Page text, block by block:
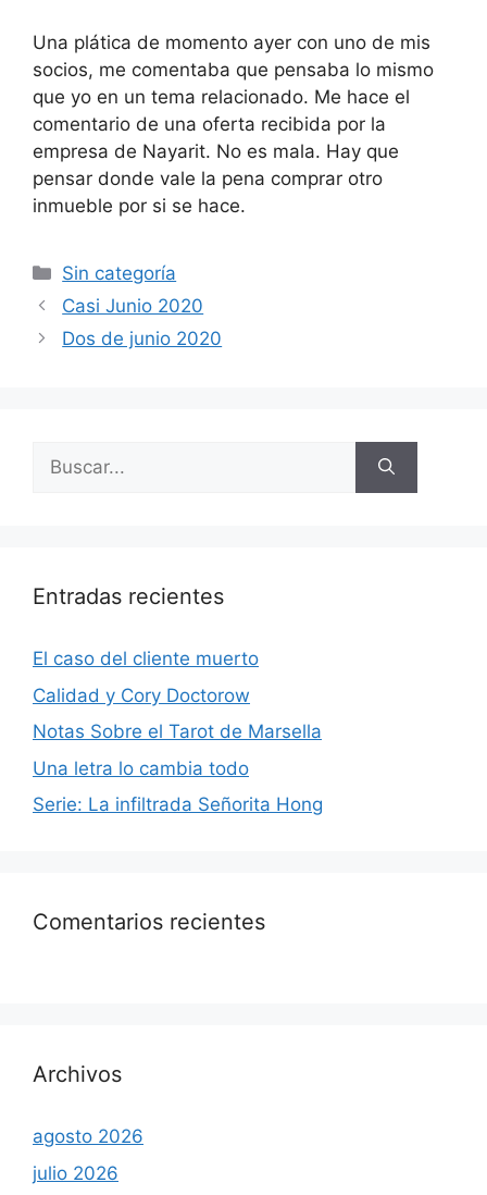
Una plática de momento ayer con uno de mis
socios, me comentaba que pensaba lo mismo
que yo en un tema relacionado. Me hace el
comentario de una oferta recibida por la
empresa de Nayarit. No es mala. Hay que
pensar donde vale la pena comprar otro
inmueble por si se hace.
Categorías
Sin categoría
Casi Junio 2020
Dos de junio 2020
Buscar:
Entradas recientes
El caso del cliente muerto
Calidad y Cory Doctorow
Notas Sobre el Tarot de Marsella
Una letra lo cambia todo
Serie: La infiltrada Señorita Hong
Comentarios recientes
Archivos
agosto 2026
julio 2026